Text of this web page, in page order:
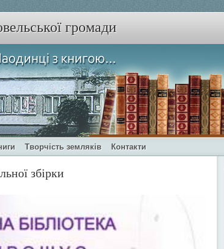
громади
Творчість земляків Контакти
збірки